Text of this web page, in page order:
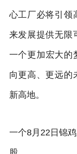
心工厂必将引领
来发展提供无限
一个更加宏大
向更高、更远的
新高地。
一个8月22日锦